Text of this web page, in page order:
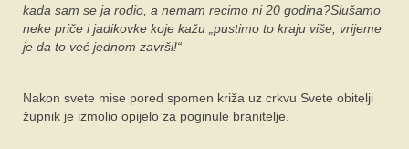
kada sam se ja rodio, a nemam recimo ni 20 godina?Slušamo
neke priče i jadikovke koje kažu „pustimo to kraju više, vrijeme
je da to već jednom završi!“
Nakon svete mise pored spomen križa uz crkvu Svete obitelji
župnik je izmolio opijelo za poginule branitelje.